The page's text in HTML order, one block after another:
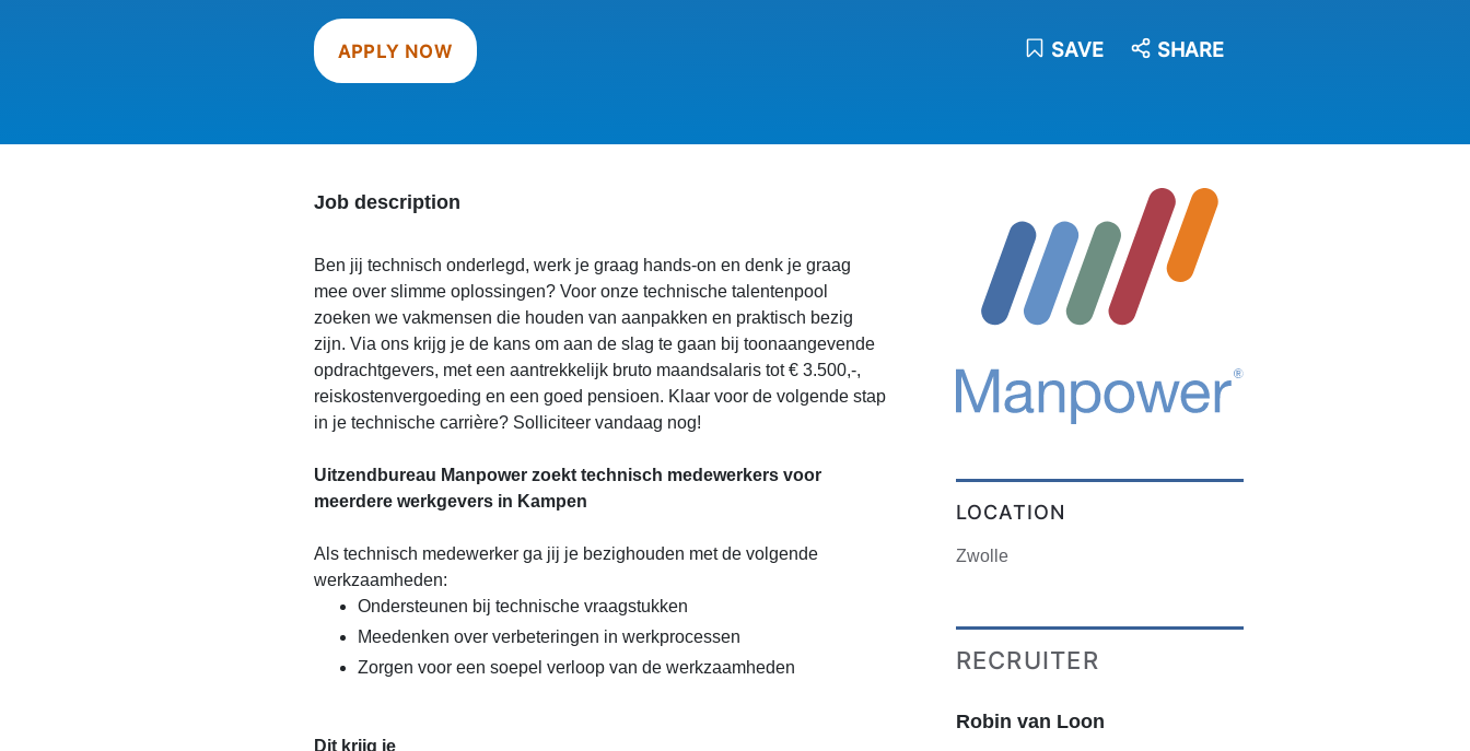
APPLY NOW SAVE SHARE
Job description
Ben jij technisch onderlegd, werk je graag hands-on en denk je graag
mee over slimme oplossingen? Voor onze technische talentenpool
zoeken we vakmensen die houden van aanpakken en praktisch bezig
zijn. Via ons krijg je de kans om aan de slag te gaan bij toonaangevende
opdrachtgevers, met een aantrekkelijk bruto maandsalaris tot € 3.500,-,
reiskostenvergoeding en een goed pensioen. Klaar voor de volgende stap
in je technische carrière? Solliciteer vandaag nog!
Uitzendbureau Manpower zoekt technisch medewerkers voor
meerdere werkgevers in Kampen
Als technisch medewerker ga jij je bezighouden met de volgende
werkzaamheden:
Ondersteunen bij technische vraagstukken
Meedenken over verbeteringen in werkprocessen
Zorgen voor een soepel verloop van de werkzaamheden
Dit krijg je
LOCATION
Zwolle
RECRUITER
Robin van Loon